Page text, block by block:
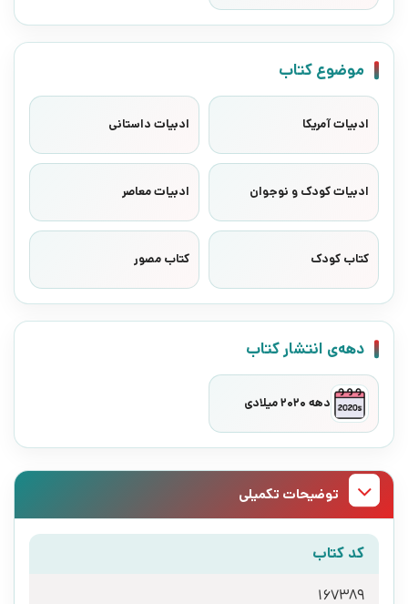
موضوع کتاب
ادبیات آمریکا ادبیات داستانی
ادبیات کودک و نوجوان ادبیات معاصر
کتاب کودک کتاب مصور
دهه‌ی انتشار کتاب
دهه 2020 میلادی
توضیحات تکمیلی
کد کتاب
167389